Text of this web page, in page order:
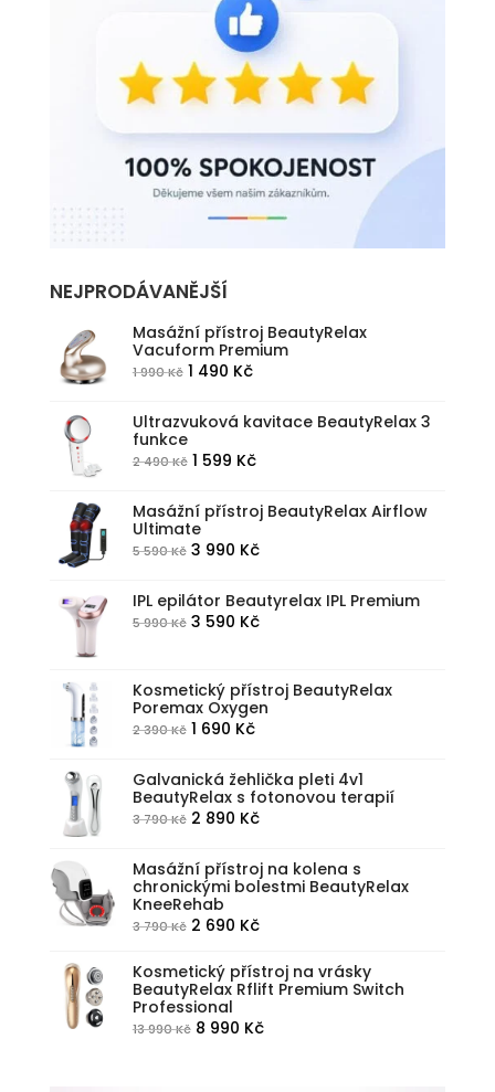
NEJPRODÁVANĚJŠÍ
Masážní přístroj BeautyRelax
Vacuform Premium
1 990Kč Původní
byla:
1
990 Kč.
1 490 KčAktuální
je:
490 Kč.
Ultrazvuková kavitace BeautyRelax 3
funkce
2 490Kč Původní
byla:
2
490 Kč.
1 599 KčAktuální
je:
599 Kč.
Masážní přístroj BeautyRelax Airflow
Ultimate
5 590Kč Původní
byla:
5
3 990 KčAktuální
je:
3
IPL epilátor Beautyrelax IPL Premium
5 990Kč Původní
5
990 Kč.
3 590 KčAktuální
3
Kosmetický přístroj BeautyRelax
Poremax Oxygen
2 390Kč Původní
byla:
2
390 Kč.
1 690 KčAktuální
je:
1
690 Kč.
Galvanická žehlička pleti 4v1
BeautyRelax s fotonovou terapií
3 790Kč Původní
byla:
3
790 Kč.
2 890 KčAktuální
je:
2
890 Kč.
Masážní přístroj na kolena s
chronickými bolestmi BeautyRelax
KneeRehab
3 790Kč Původní
byla:
3
790 Kč.
2 690 KčAktuální
je:
2
690 Kč.
Kosmetický přístroj na vrásky
BeautyRelax Rflift Premium Switch
Professional
13 990Kč Původní
8 990 KčAktuální